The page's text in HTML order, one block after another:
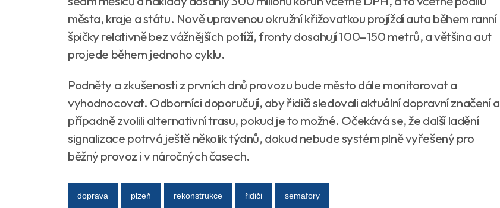
města, kraje a státu. Nově upravenou okružní křižovatkou projíždí auta během ranní
špičky relativně bez vážnějších potíží, fronty dosahují 100–150 metrů, a většina aut
projede během jednoho cyklu.
Podněty a zkušenosti z prvních dnů provozu bude město dále monitorovat a
vyhodnocovat. Odborníci doporučují, aby řidiči sledovali aktuální dopravní značení a
případně zvolili alternativní trasu, pokud je to možné. Očekává se, že další ladění
signalizace potrvá ještě několik týdnů, dokud nebude systém plně vyřešený pro
běžný provoz i v náročných časech.
doprava plzeň rekonstrukce řidiči semafory